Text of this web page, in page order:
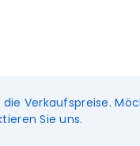
Verkaufspreise.
Sie uns.